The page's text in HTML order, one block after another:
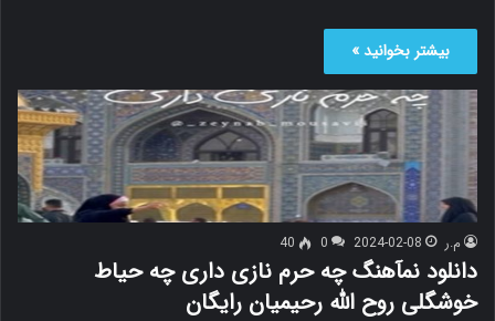
بیشتر بخوانید »
م.ر 2024-02-08
0
40
دانلود نمآهنگ چه حرم نازی داری چه حیاط
خوشگلی روح الله رحیمیان رایگان